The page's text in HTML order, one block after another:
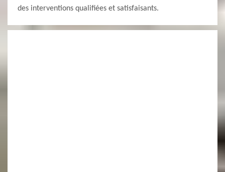
des interventions qualifiées et satisfaisants.